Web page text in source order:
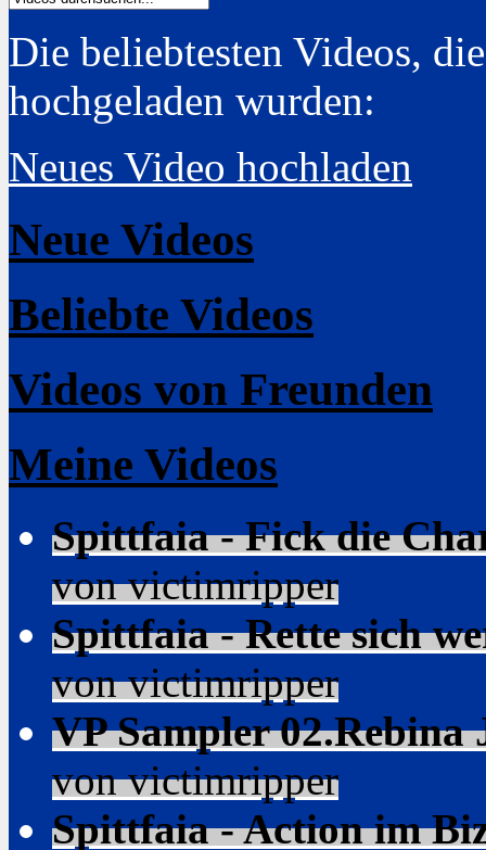
Die beliebtesten Videos,
hochgeladen wurden:
Neues Video hochladen
Neue Videos
Beliebte Videos
Videos von Freunden
Meine Videos
Spittfaia - Fick die
von victimripper
Spittfaia - Rette sich
von victimripper
VP Sampler
von victimripper
Spittfaia - Action im